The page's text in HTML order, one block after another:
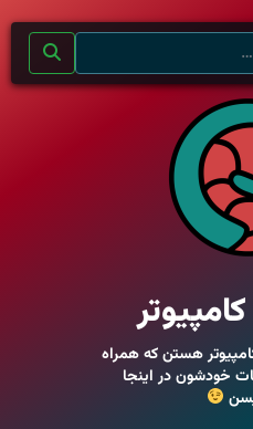
هستن که همراه
خودشون در اینجا